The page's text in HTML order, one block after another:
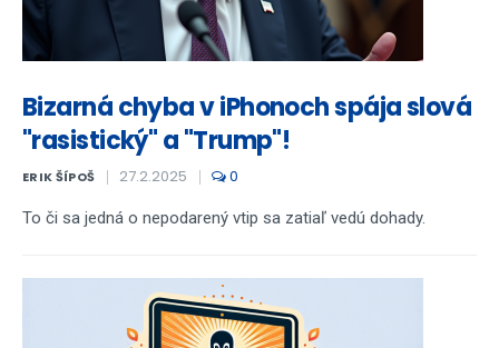
Bizarná chyba v iPhonoch spája slová
"rasistický" a "Trump"!
ERIK ŠÍPOŠ 27.2.2025 0
To či sa jedná o nepodarený vtip sa zatiaľ vedú dohady.